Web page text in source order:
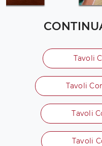
Tavoli
Tavoli
Tavoli
Tavoli